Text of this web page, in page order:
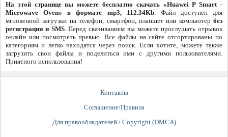
На этой странице вы можете бесплатно скачать «Huawei P Smart -
Microwave Oven» в формате mp3, 112.34Kb. Файл доступен для
мгновенной загрузки на телефон, смартфон, планшет или компьютер без
регистрации и SMS. Перед скачиванием вы можете прослушать отрывок
онлайн или посмотреть превью. Все файлы на сайте отсортированы по
категориям и легко находятся через поиск. Если хотите, можете также
загрузить свои файлы и поделиться ими с другими пользователями.
Приятного использования!
Контакты
Соглашение/Правила
Для правообладателей / Copyright (DMCA)